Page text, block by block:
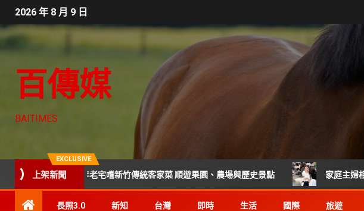
2026 年 8 月 9 日
百傳媒
BAITIMES
EXCLUSIVE
上架新聞
百年老宅嚐新竹傳統客家菜 順遊果園、農場與歷史景點 家庭主婦相隔13年重返職
長照3.0 新知 台灣 即時 生活 國際 旅遊